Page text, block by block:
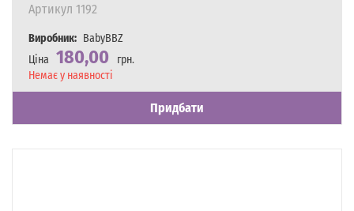
Артикул 1192
Виробник: BabyBBZ
Ціна 180,00
грн.
Наявність
Немає у наявності
Придбати